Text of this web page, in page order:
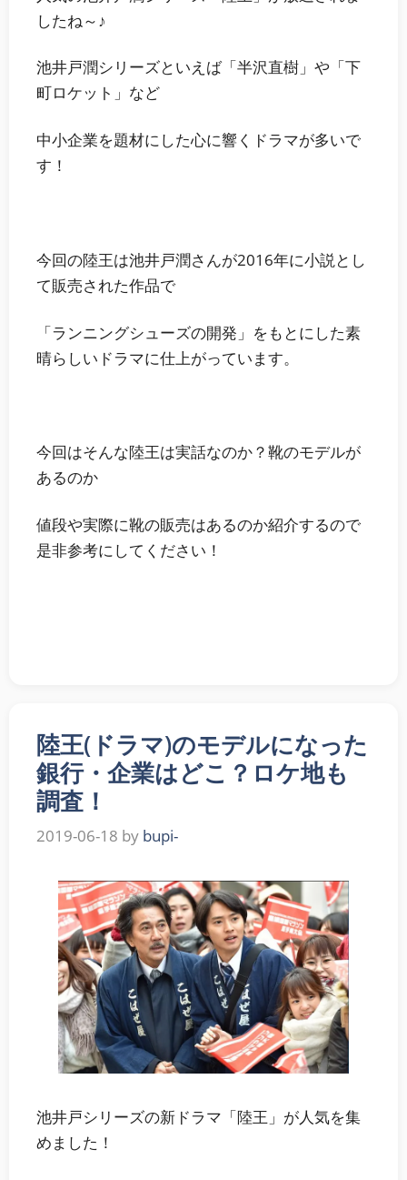
したね～♪
池井戸潤シリーズといえば「半沢直樹」や「下
町ロケット」など
中小企業を題材にした心に響くドラマが多いで
す！
今回の陸王は池井戸潤さんが2016年に小説とし
て販売された作品で
「ランニングシューズの開発」をもとにした素
晴らしいドラマに仕上がっています。
今回はそんな陸王は実話なのか？靴のモデルが
あるのか
値段や実際に靴の販売はあるのか紹介するので
是非参考にしてください！
陸王(ドラマ)のモデルになった
銀行・企業はどこ？ロケ地も
調査！
2019-06-18 by bupi-
池井戸シリーズの新ドラマ「陸王」が人気を集
めました！